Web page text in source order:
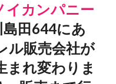
イカンパニー
島田644にあ
ル販売会社が
まれ変わりま